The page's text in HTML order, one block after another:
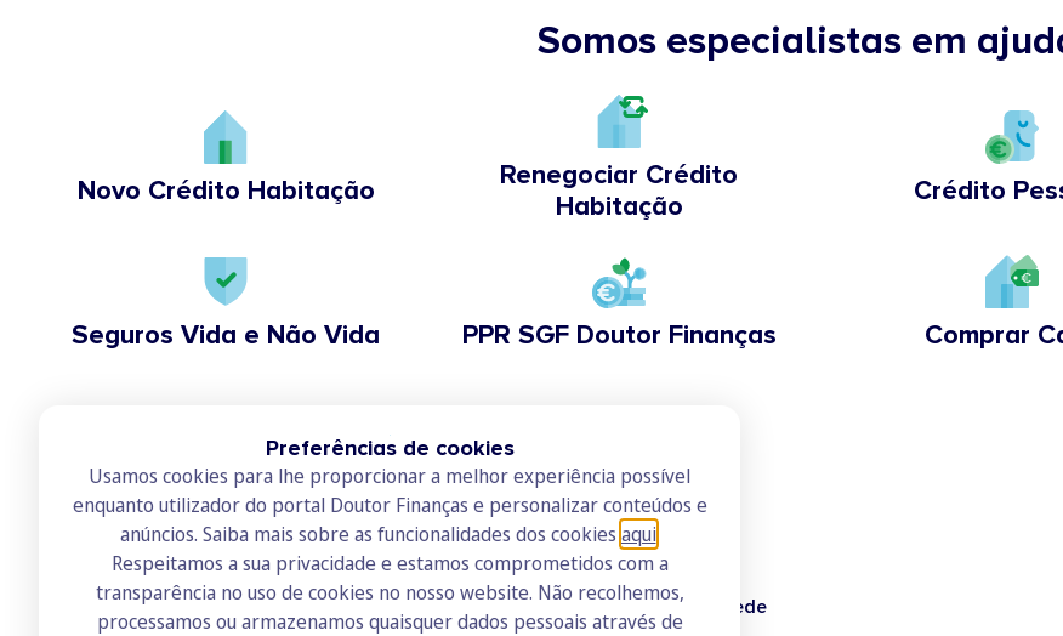
Somos especialistas em
Novo Crédito Habitação
Renegociar Crédito
Habitação
Crédito
Seguros Vida e Não Vida PPR SGF Doutor Finanças Comprar
Preferências de cookies
Usamos cookies para lhe proporcionar a melhor experiência possível
enquanto utilizador do portal Doutor Finanças e personalizar conteúdos e
anúncios. Saiba mais sobre as funcionalidades dos cookies aqui
Respeitamos a sua privacidade e estamos comprometidos com a
transparência no uso de cookies no nosso website. Não recolhemos,
processamos ou armazenamos quaisquer dados pessoais através de
Doutor Finanças Doutor Finanças Rede